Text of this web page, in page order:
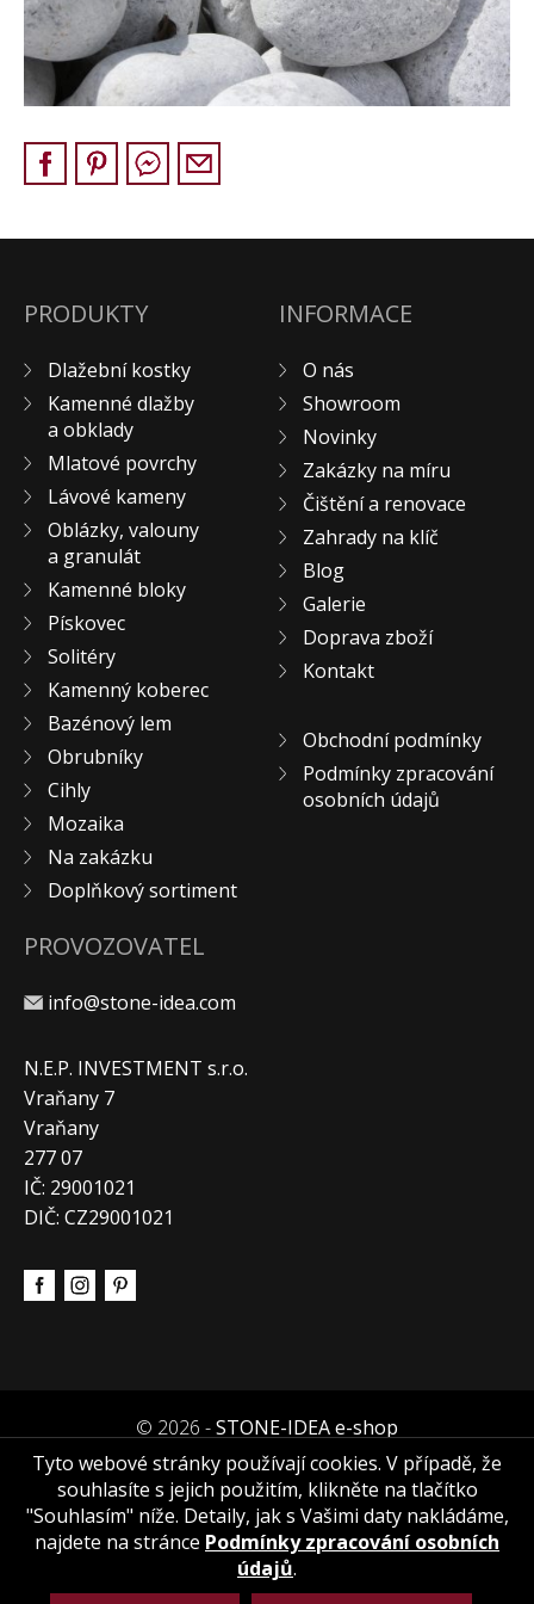
Pískovec
Solitéry
Kamenné bloky
BERA GRAVEL FIX
Terazzo
DLAŽEBNÍ KOSTKY
MLATOVÉ POVRCHY
ZAKÁZKY NA MÍRU
VÝPRODEJ
NOVINKY
BLOG
KONTAKT
PRODUKTY
Dlažební kostky
Kamenné dlažby
a obklady
Mlatové povrchy
Lávové kameny
Oblázky, valouny
a granulát
Kamenné bloky
Pískovec
Solitéry
Kamenný koberec
Bazénový lem
Obrubníky
Cihly
Mozaika
Na zakázku
Doplňkový sortiment
INFORMACE
O nás
Showroom
Novinky
Zakázky na míru
Čištění a renovace
Zahrady na klíč
Blog
Galerie
Doprava zboží
Kontakt
Obchodní podmínky
Podmínky zpracování
osobních údajů
PROVOZOVATEL
info@stone-idea.com
N.E.P. INVESTMENT s.r.o.
Vraňany 7
Vraňany
277 07
IČ: 29001021
DIČ: CZ29001021
© 2026 -STONE-IDEA e-shop
Tyto webové stránky používají cookies. V případě, že
souhlasíte s jejich použitím, klikněte na tlačítko
"Souhlasím" níže. Detaily, jak s Vašimi daty nakládáme,
najdete na stránce Podmínky zpracování osobních
údajů.